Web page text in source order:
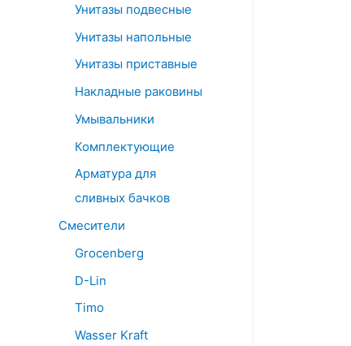
Унитазы подвесные
Унитазы напольные
Унитазы приставные
Накладные раковины
Умывальники
Комплектующие
Арматура для
сливных бачков
Смесители
Grocenberg
D-Lin
Timo
Wasser Kraft